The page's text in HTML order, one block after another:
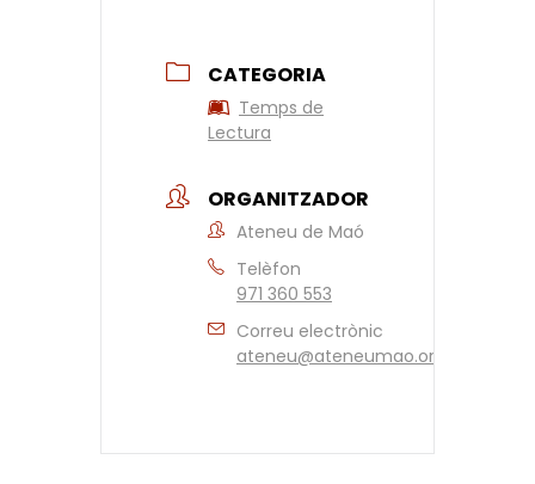
CATEGORIA
Temps de
Lectura
ORGANITZADOR
Ateneu de Maó
Telèfon
971 360 553
Correu electrònic
ateneu@ateneumao.org